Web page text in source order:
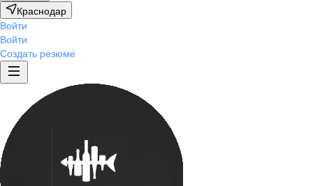
Краснодар
Войти
Войти
Создать резюме